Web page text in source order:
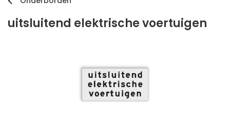
uitsluitend elektrische voertuigen